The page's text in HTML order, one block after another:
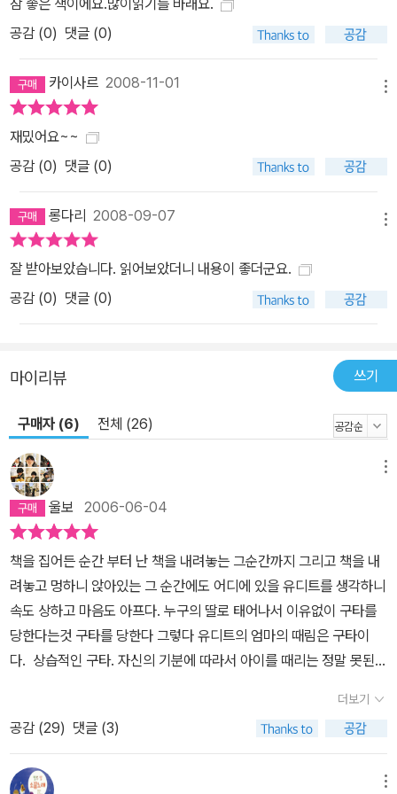
참 좋은 책이에요.많이읽기를 바래요.
공감 (0) 댓글 (0)
카이사르 2008-11-01
재밌어요~~
공감 (0) 댓글 (0)
롱다리 2008-09-07
잘 받아보았습니다. 읽어보았더니 내용이 좋더군요.
공감 (0) 댓글 (0)
마이리뷰 쓰기
구매자 (6) 전체 (26)
울보 2006-06-04
책을 집어든 순간 부터 난 책을 내려놓는 그순간까지 그리고 책을 내
려놓고 멍하니 앉아있는 그 순간에도 어디에 있을 유디트를 생각하니
속도 상하고 마음도 아프다. 누구의 딸로 태어나서 이유없이 구타를
당한다는것 구타를 당한다 그렇다 유디트의 엄마의 때림은 구타이
다. 상습적인 구타. 자신의 기분에 따라서 아이를 때리는 정말 못된
하지 않는다, 그저 그 엄마에게 어떻게 하면 마음상하지 않게 하려나
어떻게 하면 맞지 않을까 생각만 한다, 참 안쓰러워보인다,내가 보기
에는 너무 사랑스러운 딸인데, 엄마를 잘 도와주고 엄마에게 이쁨을
받으려고 노력하는 딸인데 왜 엄마는 그런 유디트를 때릴까 그건 한
더보기
공감 (29) 댓글 (3)